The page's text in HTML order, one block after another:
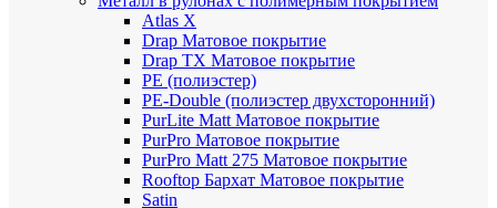
Atlas X
Drap Матовое покрытие
Drap TX Матовое покрытие
PE (полиэстер)
PE-Double (полиэстер двухсторонний)
PurLite МattМатовое покрытие
PurPro Матовое покрытие
PurPro Matt 275 Матовое покрытие
Rooftop Бархат Матовое покрытие
Satin